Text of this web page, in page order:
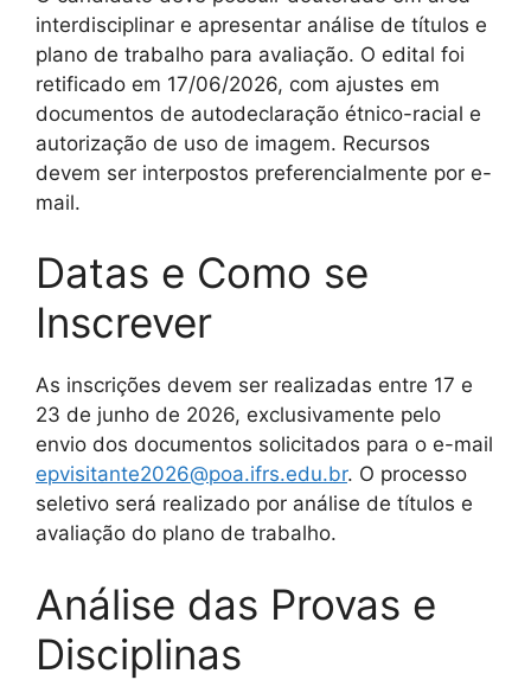
interdisciplinar e apresentar análise de títulos e
plano de trabalho para avaliação. O edital foi
retificado em 17/06/2026, com ajustes em
documentos de autodeclaração étnico-racial e
autorização de uso de imagem. Recursos
devem ser interpostos preferencialmente por e-
mail.
Datas e Como se
Inscrever
As inscrições devem ser realizadas entre 17 e
23 de junho de 2026, exclusivamente pelo
envio dos documentos solicitados para o e-mail
epvisitante2026@poa.ifrs.edu.br. O processo
seletivo será realizado por análise de títulos e
avaliação do plano de trabalho.
Análise das Provas e
Disciplinas